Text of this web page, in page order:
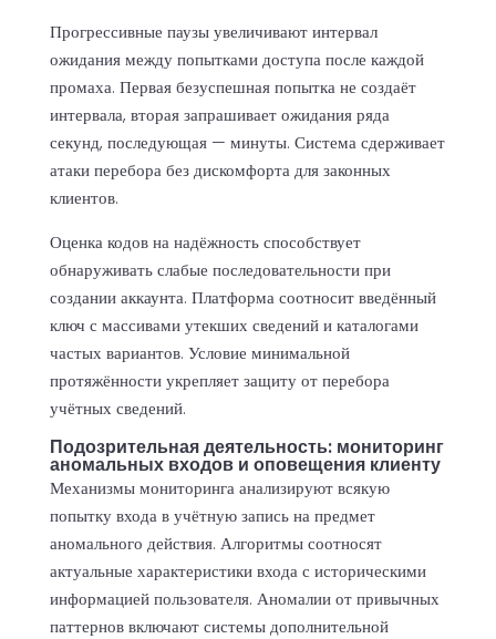
Прогрессивные паузы увеличивают интервал
ожидания между попытками доступа после каждой
промаха. Первая безуспешная попытка не создаёт
интервала, вторая запрашивает ожидания ряда
секунд, последующая — минуты. Система сдерживает
атаки перебора без дискомфорта для законных
клиентов.
Оценка кодов на надёжность способствует
обнаруживать слабые последовательности при
создании аккаунта. Платформа соотносит введённый
ключ с массивами утекших сведений и каталогами
частых вариантов. Условие минимальной
протяжённости укрепляет защиту от перебора
учётных сведений.
Подозрительная деятельность: мониторинг
аномальных входов и оповещения клиенту
Механизмы мониторинга анализируют всякую
попытку входа в учётную запись на предмет
аномального действия. Алгоритмы соотносят
актуальные характеристики входа с историческими
информацией пользователя. Аномалии от привычных
паттернов включают системы дополнительной